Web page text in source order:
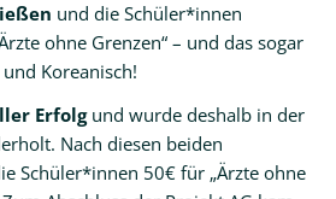
und die Schüler*innen
ohne Grenzen“ – und das sogar
Koreanisch!
Erfolgund wurde deshalb in der
Nach diesen beiden
Schüler*innen 50€ für „Ärzte ohne